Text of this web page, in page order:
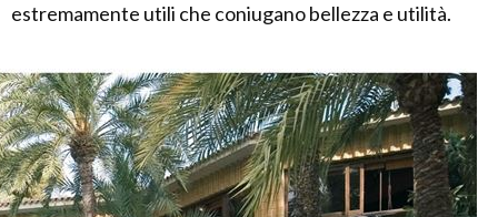
estremamente utili che coniugano bellezza e utilità.